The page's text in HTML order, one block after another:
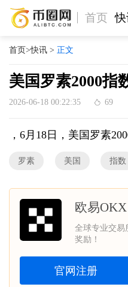
首页
首页>快讯> 正文
美国罗素2000指
2026-06-18 00:22:35 69
，6月18日，美国罗素
罗素 美国 指数
欧易OKX
全球专业交易
奖励！
官网注册